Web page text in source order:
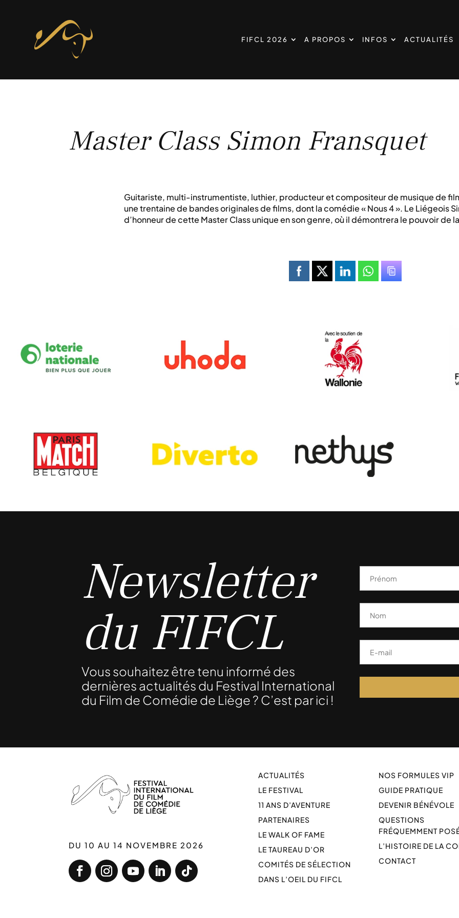
FIFCL 2026 A PROPOS INFOS ACTUALITÉS
Master Class Simon Fransquet
Guitariste, multi-instrumentiste, luthier, producteur et compositeur de musique de
une trentaine de bandes originales de films, dont la comédie « Nous 4 ». Le Liégeois
d’honneur de cette Master Class unique en son genre, où il démontrera le pouvoir de
Newsletter
du FIFCL
Vous souhaitez être tenu informé des
dernières actualités du Festival International
du Film de Comédie de Liège ? C’est par ici !
DU 10 AU 14 NOVEMBRE 2026
ACTUALITÉS
LE FESTIVAL
11 ANS D’AVENTURE
PARTENAIRES
LE WALK OF FAME
LE TAUREAU D’OR
COMITÉS DE SÉLECTION
DANS L’OEIL DU FIFCL
NOS FORMULES VIP
GUIDE PRATIQUE
DEVENIR BÉNÉVOLE
QUESTIONS
FRÉQUEMMENT
L’HISTOIRE DE LA
CONTACT